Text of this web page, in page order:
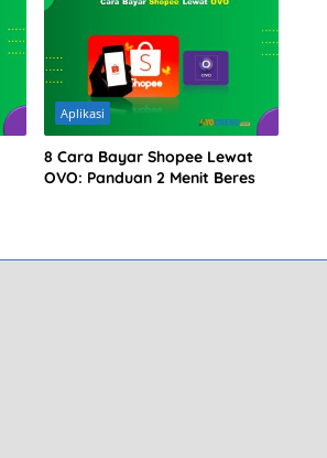
Aplikasi
8 Cara Bayar Shopee Lewat
OVO: Panduan 2 Menit Beres